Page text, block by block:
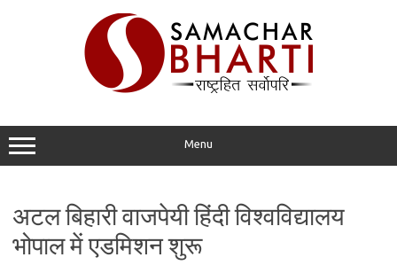
Menu
अटल बिहारी वाजपेयी हिंदी विश्वविद्यालय
भोपाल में एडमिशन शुरू